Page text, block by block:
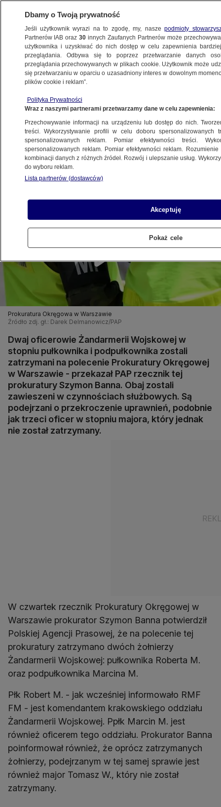
KRAKÓW
Wojskowej. Prokuratura: mieli przekroczyć
uprawnienia
9.11.2023, 19:33
Udostępnij
Prokuratura Okręgowa w Warszawie
Źródło zdj. gł.: Darek Delmanowicz/PAP
Dwaj oficerowie Żandarmerii Wojskowej w
stopniu pułkownika i podpułkownika zostali
zatrzymani na polecenie Prokuratury Okręgowej
w Warszawie - przekazał PAP rzecznik tej
prokuratury Szymon Banna. Obaj zostali
zawieszeni w czynnościach służbowych. Są
podejrzani o przekroczenie uprawnień, podobnie
jak trzeci oficer w stopniu majora, który jednak
nie został zatrzymany.
W czwartek rzecznik Prokuratury Okręgowej w
Warszawie prokurator Szymon Banna potwierdził
Polskiej Agencji Prasowej, że na polecenie tej
prokuratury zatrzymano dwóch żołnierzy
Żandarmerii Wojskowej: pułkownika Roberta M.
oraz podpułkownika Marcina M.
Płk Robert M. - jak wcześniej informowało RMF
FM - jest komendantem krakowskiego oddziału
Żandarmerii Wojskowej. Ppłk Marcin M. jest
również oficerem tego oddziału. Prokurator Banna
poinformował również, że oprócz zatrzymanych
żołnierzy, podejrzanym w tej samej sprawie jest
również major Tomasz W., który nie został
zatrzymany.
Dbamy o Twoją prywatność
Jeśli użytkownik wyrazi na to zgodę, my, naszepodmioty
Partnerów IAB oraz30 innych Zaufanych Partnerów może
użytkownika i uzyskiwać do nich dostęp w celu zapewnienia
przeglądania. Odbywa się to poprzez przetwarzanie danych
przeglądania przechowywanych w plikach cookie. Użytkownik może
się przetwarzaniu w oparciu o uzasadniony interes w dowolnym
plików cookie i reklam”.
Polityka Prywatności
Wraz z naszymi partnerami przetwarzamy dane w celu zapewnienia:
Przechowywanie informacji na urządzeniu lub dostęp do nich.
treści. Wykorzystywanie profili w celu doboru spersonalizowanych
spersonalizowanych reklam. Pomiar efektywności treści.
spersonalizowanych reklam. Pomiar efektywności reklam.
kombinacji danych z różnych źródeł. Rozwój i ulepszanie usług.
do wyboru reklam.
Lista partnerów (dostawców)
Akceptuję
Pokaż cele